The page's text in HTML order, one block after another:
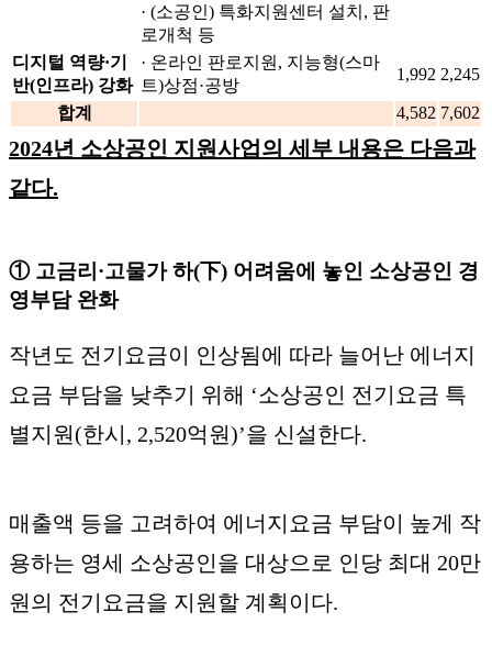
· (소공인) 특화지원센터 설치, 판
로개척 등
디지털 역량·기
반(인프라) 강화
· 온라인 판로지원, 지능형(스마
트)상점·공방
1,992 2,245
합계 4,582 7,602
2024년 소상공인 지원사업의 세부 내용은 다음과
같다.
① 고금리·고물가 하(下) 어려움에 놓인 소상공인 경
영부담 완화
작년도 전기요금이 인상됨에 따라 늘어난 에너지
요금 부담을 낮추기 위해 ‘소상공인 전기요금 특
별지원(한시, 2,520억원)’을 신설한다.
매출액 등을 고려하여 에너지요금 부담이 높게 작
용하는 영세 소상공인을 대상으로 인당 최대 20만
원의 전기요금을 지원할 계획이다.